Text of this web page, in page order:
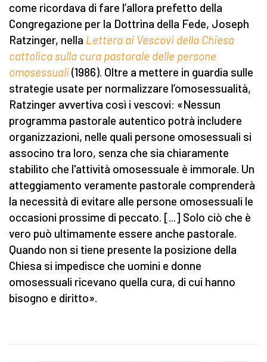
come ricordava di fare l’allora prefetto della
Congregazione per la Dottrina della Fede, Joseph
Ratzinger, nella Lettera ai Vescovi della Chiesa
cattolica sulla cura pastorale delle persone
omosessuali(1986). Oltre a mettere in guardia sulle
strategie usate per normalizzare l’omosessualità,
Ratzinger avvertiva così i vescovi: «Nessun
programma pastorale autentico potrà includere
organizzazioni, nelle quali persone omosessuali si
associno tra loro, senza che sia chiaramente
stabilito che l'attività omosessuale è immorale. Un
atteggiamento veramente pastorale comprenderà
la necessità di evitare alle persone omosessuali le
occasioni prossime di peccato. [...] Solo ciò che è
vero può ultimamente essere anche pastorale.
Quando non si tiene presente la posizione della
Chiesa si impedisce che uomini e donne
omosessuali ricevano quella cura, di cui hanno
bisogno e diritto».